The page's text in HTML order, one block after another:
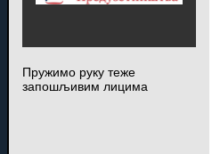
Пружимо руку теже
запошљивим лицима